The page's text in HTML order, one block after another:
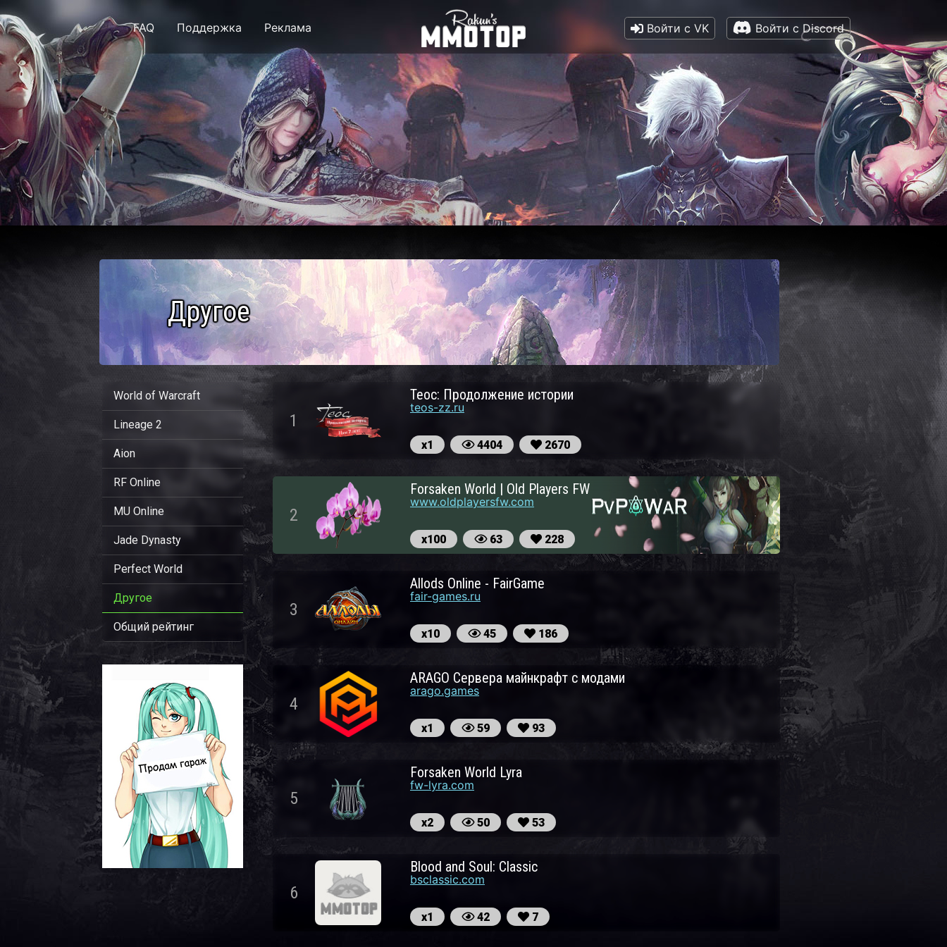
FAQ Поддержка Реклама Войти с VK Войти с Discord
Рейтинг игровых серверов | Rakun MMOTOP 🎮
Другое
1
Теос: Продолжение истории
teos-zz.ru
х1 4404 2670
2
Forsaken World | Old Players FW
www.oldplayersfw.com
х100 63 228
3
Allods Online - FairGame
fair-games.ru
х10 45 186
4
ARAGO Сервера майнкрафт с модами
arago.games
х1 59 93
5
Forsaken World Lyra
fw-lyra.com
х2 50 53
6
Blood and Soul: Classic
bsclassic.com
х1 42 7
World of Warcraft
Lineage 2
Aion
RF Online
MU Online
Jade Dynasty
Perfect World
Другое
Общий рейтинг